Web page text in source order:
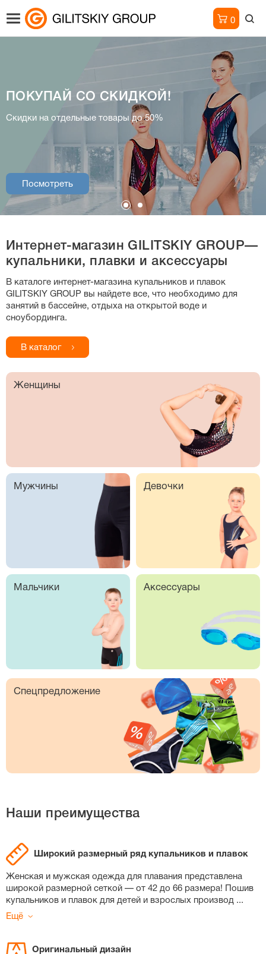
0
ПОКУПАЙ СО СКИДКОЙ!
Скидки на отдельные товары до 50%
Посмотреть
Интернет-магазин
купальники, плавки и аксессуары
Посмотреть
Интернет-магазин GILITSKIY GROUP—
купальники, плавки и аксессуары
В каталоге интернет-магазина купальников и плавок
GILITSKIY GROUP вы найдете все, что необходимо для
занятий в бассейне, отдыха на открытой воде и
сноубординга.
В каталог
Женщины
Мужчины Девочки
Мальчики Аксессуары
Спецпредложение
Наши преимущества
Широкий размерный ряд купальников и плавок
Женская и мужская одежда для плавания представлена
широкой размерной сеткой — от 42 до 66 размера! Пошив
купальников и плавок для детей и взрослых производ ...
Ещё
Оригинальный дизайн